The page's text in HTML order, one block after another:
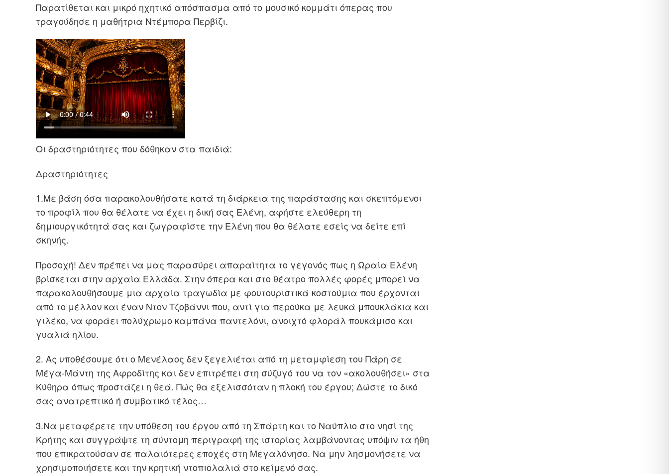
Παρατίθεται και μικρό ηχητικό απόσπασμα από το μουσικό κομμάτι όπερας που
τραγούδησε η μαθήτρια Ντέμπορα Περβίζι.
Οι δραστηριότητες που δόθηκαν στα παιδιά:
Δραστηριότητες
1.Με βάση όσα παρακολουθήσατε κατά τη διάρκεια της παράστασης και σκεπτόμενοι
το προφίλ που θα θέλατε να έχει η δική σας Ελένη, αφήστε ελεύθερη τη
δημιουργικότητά σας και ζωγραφίστε την Ελένη που θα θέλατε εσείς να δείτε επί
σκηνής.
Προσοχή! Δεν πρέπει να μας παρασύρει απαραίτητα το γεγονός πως η Ωραία Ελένη
βρίσκεται στην αρχαία Ελλάδα. Στην όπερα και στο θέατρο πολλές φορές μπορεί να
παρακολουθήσουμε μια αρχαία τραγωδία με φουτουριστικά κοστούμια που έρχονται
από το μέλλον και έναν Ντον Τζοβάννι που, αντί για περούκα με λευκά μπουκλάκια και
γιλέκο, να φοράει πολύχρωμο καμπάνα παντελόνι, ανοιχτό φλοράλ πουκάμισο και
γυαλιά ηλίου.
2. Ας υποθέσουμε ότι ο Μενέλαος δεν ξεγελιέται από τη μεταμφίεση του Πάρη σε
Μέγα-Μάντη της Αφροδίτης και δεν επιτρέπει στη σύζυγό του να τον «ακολουθήσει» στα
Κύθηρα όπως προστάζει η θεά. Πώς θα εξελισσόταν η πλοκή του έργου; Δώστε το δικό
σας ανατρεπτικό ή συμβατικό τέλος…
3.Να μεταφέρετε την υπόθεση του έργου από τη Σπάρτη και το Ναύπλιο στο νησί της
Κρήτης και συγγράψτε τη σύντομη περιγραφή της ιστορίας λαμβάνοντας υπόψιν τα ήθη
που επικρατούσαν σε παλαιότερες εποχές στη Μεγαλόνησο. Να μην λησμονήσετε να
χρησιμοποιήσετε και την κρητική ντοπιολαλιά στο κείμενό σας.
Πλοήγηση
άρθρων